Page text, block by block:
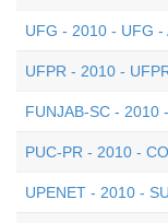
UFG - 2010 - UFG -
UFPR - 2010 -
FUNJAB-SC - 2010
PUC-PR - 2010 -
UPENET - 2010 -